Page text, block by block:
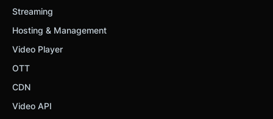
Streaming
Hosting & Management
Video Player
OTT
CDN
Video API